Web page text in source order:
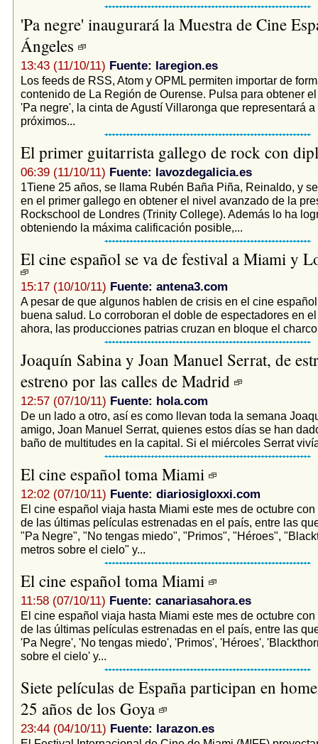
'Pa negre' inaugurará la Muestra de Cine
Ángeles
13:43 (11/10/11) Fuente: laregion.es
Los feeds de RSS, Atom y OPML permiten importar de
contenido de La Región de Ourense. Pulsa para obtener
'Pa negre', la cinta de Agustí Villaronga que representará
próximos...
El primer guitarrista gallego de rock con
06:39 (11/10/11) Fuente: lavozdegalicia.es
1Tiene 25 años, se llama Rubén Baña Piña, Reinaldo, y
en el primer gallego en obtener el nivel avanzado de la
Rockschool de Londres (Trinity College). Además lo ha
obteniendo la máxima calificación posible,...
El cine español se va de festival a Miami y
15:17 (10/10/11) Fuente: antena3.com
A pesar de que algunos hablen de crisis en el cine
buena salud. Lo corroboran el doble de espectadores en
ahora, las producciones patrias cruzan en bloque el
Joaquín Sabina y Joan Manuel Serrat, de
estreno por las calles de Madrid
12:57 (07/10/11) Fuente: hola.com
De un lado a otro, así es como llevan toda la semana
amigo, Joan Manuel Serrat, quienes estos días se han
baño de multitudes en la capital. Si el miércoles Serrat
El cine español toma Miami
12:02 (07/10/11) Fuente: diariosigloxxi.com
El cine español viaja hasta Miami este mes de octubre con
de las últimas películas estrenadas en el país, entre las
"Pa Negre", "No tengas miedo", "Primos", "Héroes",
metros sobre el cielo" y...
El cine español toma Miami
11:58 (07/10/11) Fuente: canariasahora.es
El cine español viaja hasta Miami este mes de octubre con
de las últimas películas estrenadas en el país, entre las
'Pa Negre', 'No tengas miedo', 'Primos', 'Héroes',
sobre el cielo' y...
Siete películas de España participan en
25 años de los Goya
23:44 (04/10/11) Fuente: larazon.es